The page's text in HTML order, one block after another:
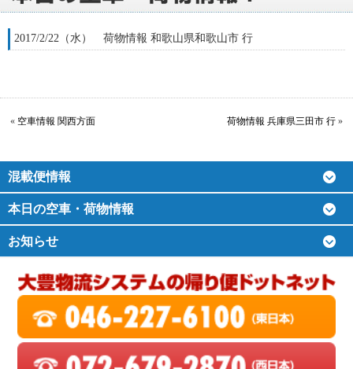
2017/2/22（水） 荷物情報 和歌山県和歌山市 行
« 空車情報 関西方面 荷物情報 兵庫県三田市 行 »
混載便情報
本日の空車・荷物情報
お知らせ